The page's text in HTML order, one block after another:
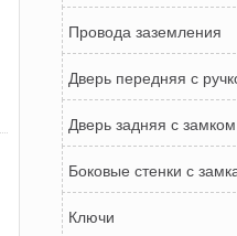
Провода заземления
Дверь передняя с
Дверь задняя с замком
Боковые стенки с
Ключи